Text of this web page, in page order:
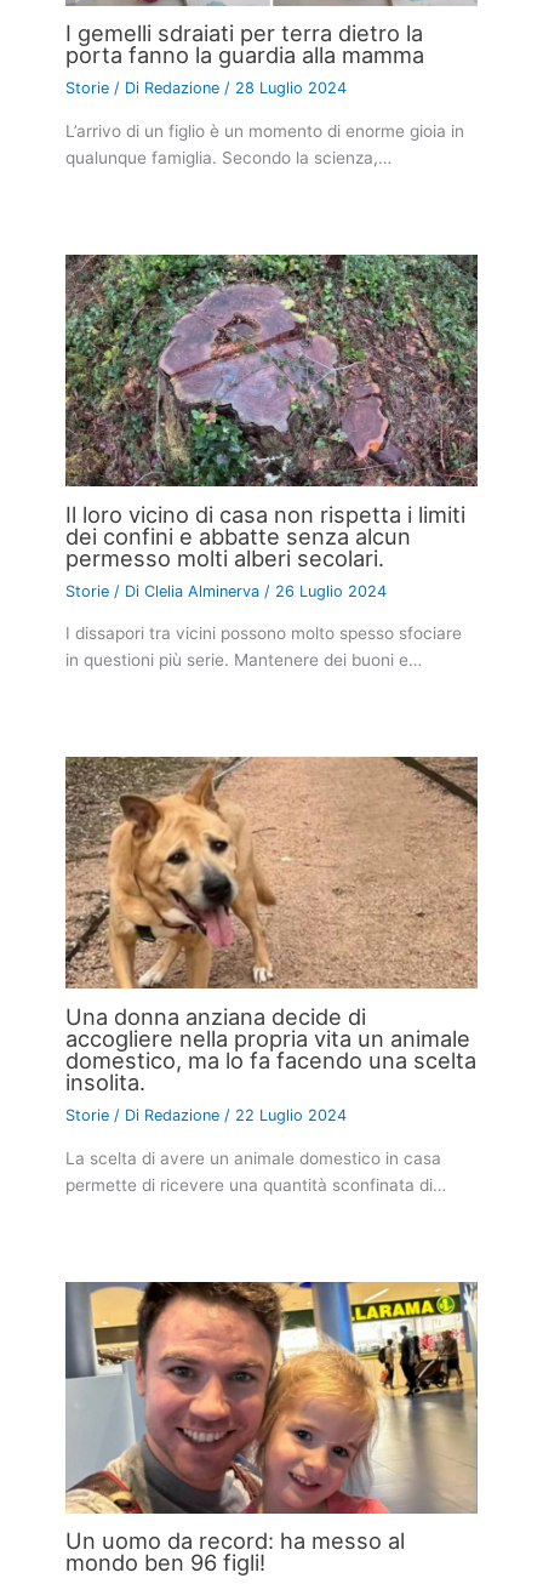
I gemelli sdraiati per terra dietro la
porta fanno la guardia alla mamma
Storie / Di Redazione/ 28 Luglio 2024
L’arrivo di un figlio è un momento di enorme gioia in
qualunque famiglia. Secondo la scienza,…
Il loro vicino di casa non rispetta i limiti
dei confini e abbatte senza alcun
permesso molti alberi secolari.
Storie / DiClelia Alminerva / 26 Luglio 2024
I dissapori tra vicini possono molto spesso sfociare
in questioni più serie. Mantenere dei buoni e…
Una donna anziana decide di
accogliere nella propria vita un animale
domestico, ma lo fa facendo una scelta
insolita.
Storie / Di Redazione/ 22 Luglio 2024
La scelta di avere un animale domestico in casa
permette di ricevere una quantità sconfinata di…
Un uomo da record: ha messo al
mondo ben 96 figli!